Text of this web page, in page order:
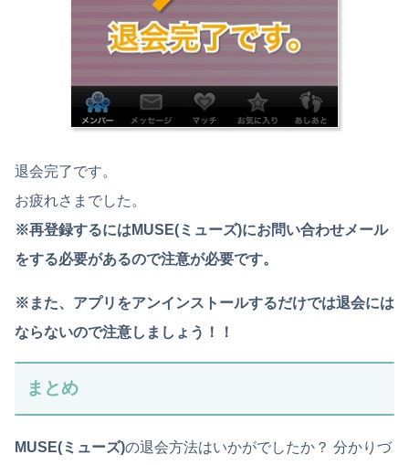
退会完了です。
お疲れさまでした。
※再登録するにはMUSE(ミューズ)にお問い合わせメール
をする必要があるので注意が必要です。
※また、アプリをアンインストールするだけでは退会には
ならないので注意しましょう！！
まとめ
MUSE(ミューズ)の退会方法はいかがでしたか？ 分かりづ